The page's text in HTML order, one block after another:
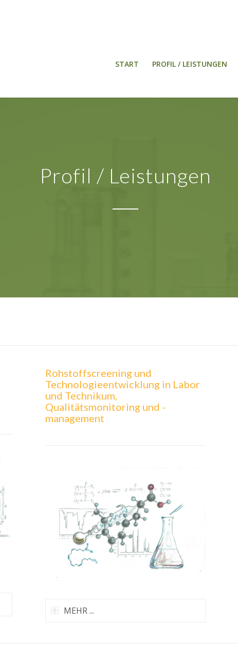
START PROFIL / LEISTUNGEN
Profil / Leistungen
Rohstoffscreening und
Technologieentwicklung in Labor
und Technikum,
Qualitätsmonitoring und -
management
MEHR ...